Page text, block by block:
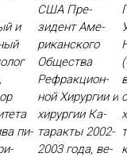
и
пи­
США Пре­
зидент Аме­
рикан­ско­го
Об­щес­тва
Реф­ракци­он­
ной Хи­рур­гии и
хи­рур­гии Ка­
тарак­ты 2002-
2003 го­да, ве­